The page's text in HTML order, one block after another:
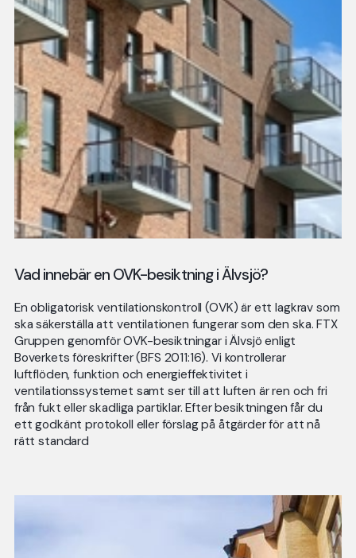
Vad innebär en OVK-besiktning i Älvsjö?
En obligatorisk ventilationskontroll (OVK) är ett lagkrav som
ska säkerställa att ventilationen fungerar som den ska. FTX
Gruppen genomför OVK-besiktningar i Älvsjö enligt
Boverkets föreskrifter (BFS 2011:16). Vi kontrollerar
luftflöden, funktion och energieffektivitet i
ventilationssystemet samt ser till att luften är ren och fri
från fukt eller skadliga partiklar. Efter besiktningen får du
ett godkänt protokoll eller förslag på åtgärder för att nå
rätt standard